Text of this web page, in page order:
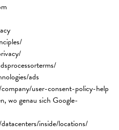
ads
user-consent-policy-help
wo genau sich Google-
inside/locations/